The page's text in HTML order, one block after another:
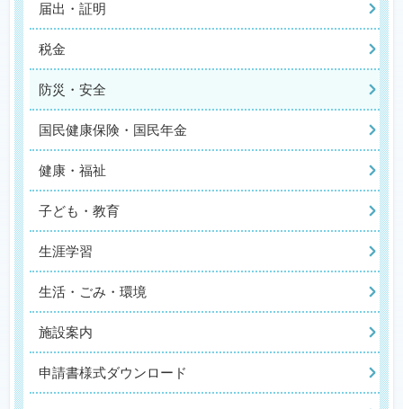
届出・証明
税金
防災・安全
国民健康保険・国民年金
健康・福祉
子ども・教育
生涯学習
生活・ごみ・環境
施設案内
申請書様式ダウンロード